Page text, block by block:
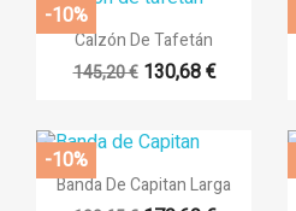
 Vista rápida
Calzón De Tafetán
145,20 € 130,68 €
-10%
 Vista rápida
Banda De Capitan Larga
-10%